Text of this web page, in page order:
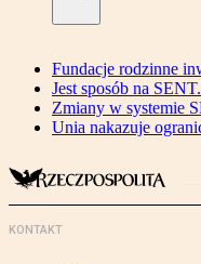
Fundacje rodzinne
Jest sposób na
Zmiany w systemie
Unia nakazuje
KONTAKT